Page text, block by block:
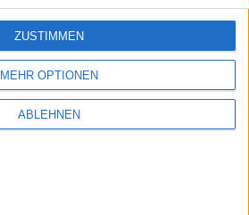
MEHR OPTIONEN
ABLEHNEN
ZUSTIMMEN